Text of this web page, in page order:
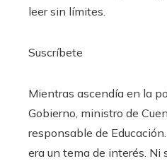
leer sin límites.
Suscríbete
Mientras ascendía en la
Gobierno, ministro de
responsable de
era un tema de interés. Ni